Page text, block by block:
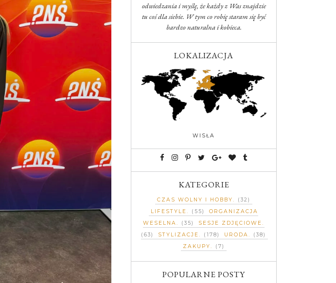
odwiedzania i myślę, że każdy z Was znajdzie
tu coś dla siebie. W tym co robię staram się być
bardzo naturalna i kobieca.
LOKALIZACJA
WISŁA
KATEGORIE
CZAS WOLNY I HOBBY
(32)
LIFESTYLE
(55)
ORGANIZACJA
WESELNA
(35)
SESJE ZDJĘCIOWE
(63)
STYLIZACJE (178) URODA
(38)
ZAKUPY
(7)
POPULARNE POSTY